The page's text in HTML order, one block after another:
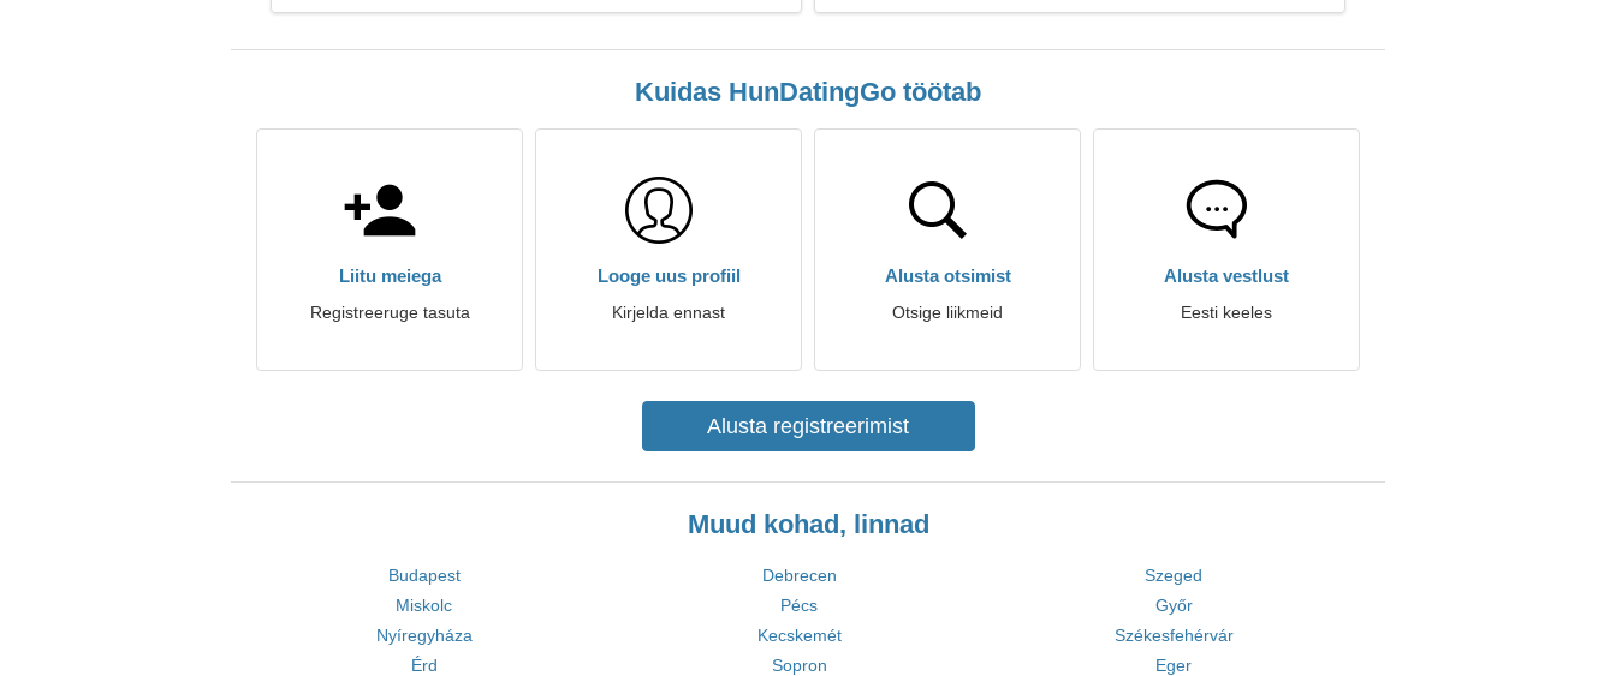
Kuidas HunDatingGo töötab
Liitu meiega
Registreeruge tasuta
Looge uus profiil
Kirjelda ennast
Alusta otsimist
Otsige liikmeid
Alusta vestlust
Eesti keeles
Alusta registreerimist
Muud kohad, linnad
Budapest Debrecen
Szeged
Miskolc
Pécs
Győr
Nyíregyháza
Kecskemét
Székesfehérvár
Érd
Sopron Eger